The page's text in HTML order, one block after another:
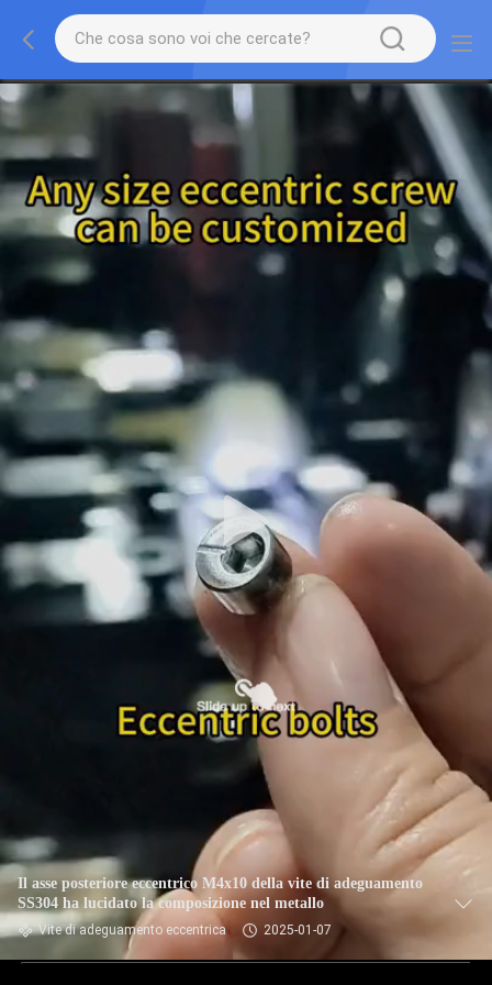
Il asse posteriore eccentrico M4x10 della vite di adeguamento
SS304 ha lucidato la composizione nel metallo
Vite di adeguamento eccentrica 2025-01-07